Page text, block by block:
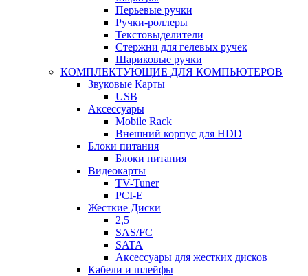
Перьевые ручки
Ручки-роллеры
Текстовыделители
Стержни для гелевых ручек
Шариковые ручки
КОМПЛЕКТУЮЩИЕ ДЛЯ КОМПЬЮТЕРОВ
Звуковые Карты
USB
Аксессуары
Mobile Rack
Внешний корпус для HDD
Блоки питания
Блоки питания
Видеокарты
TV-Tuner
PCI-E
Жесткие Диски
2,5
SAS/FC
SATA
Аксессуары для жестких дисков
Кабели и шлейфы